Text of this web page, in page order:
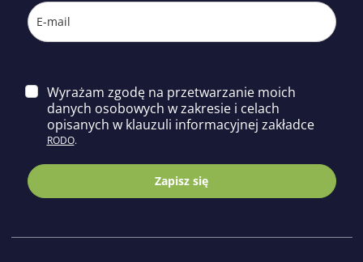
Wyrażam zgodę na przetwarzanie moich
danych osobowych w zakresie i celach
opisanych w klauzuli informacyjnej zakładce
RODO.
Zapisz się